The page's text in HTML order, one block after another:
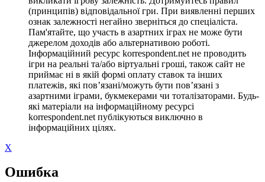
(принципів) відповідальної гри. При виявленні перших
ознак залежності негайно зверніться до спеціаліста.
Пам'ятайте, що участь в азартних іграх не може бути
джерелом доходів або альтернативою роботі.
Інформаційний ресурс korrespondent.net не проводить
ігри на реальні та/або віртуальні гроші, також сайт не
приймає ні в якій формі оплату ставок та інших
платежів, які пов’язані/можуть бути пов’язані з
азартними іграми, букмекерами чи тоталізаторами. Будь-
які матеріали на інформаційному ресурсі
korrespondent.net публікуються виключно в
інформаційних цілях.
X
Ошибка